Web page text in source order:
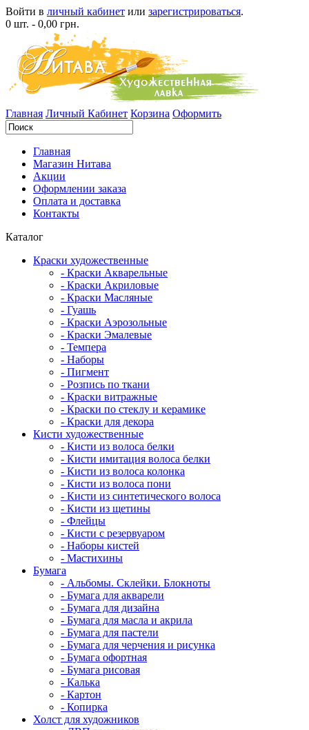
Войти в личный кабинет или зарегистрироваться.
0 шт. - 0,00 грн.
Главная Личный Кабинет Корзина Оформить
Главная
Магазин Нитава
Акции
Оформлении заказа
Оплата и доставка
Контакты
Каталог
Краски художественные
- Краски Акварельные
- Краски Акриловые
- Краски Масляные
- Гуашь
- Краски Аэрозольные
- Краски Эмалевые
- Темпера
- Наборы
- Пигмент
- Розпись по ткани
- Краски витражные
- Краски по стеклу и керамике
- Краски для декора
Кисти художественные
- Кисти из волоса белки
- Кисти имитация волоса белки
- Кисти из волоса колонка
- Кисти из волоса пони
- Кисти из синтетического волоса
- Кисти из щетины
- Флейцы
- Кисти с резервуаром
- Наборы кистей
- Мастихины
Бумага
- Альбомы. Склейки. Блокноты
- Бумага для акварели
- Бумага для дизайна
- Бумага для масла и акрила
- Бумага для пастели
- Бумага для черчения и рисунка
- Бумага офортная
- Бумага рисовая
- Калька
- Картон
- Копирка
Холст для художников